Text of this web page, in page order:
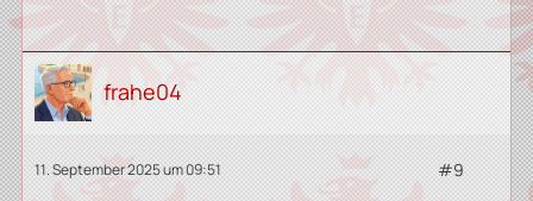
frahe04
11. September 2025 um 09:51 #9